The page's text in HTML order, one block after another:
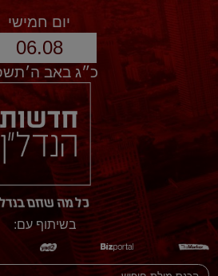
יום חמישי
06.08
כ״ג באב
בשיתוף עם: